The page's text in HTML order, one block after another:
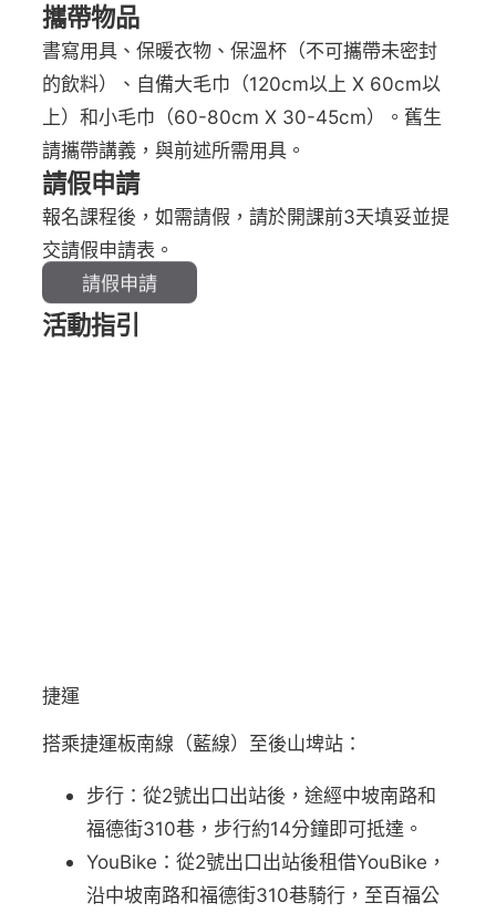
攜帶物品
書寫用具、保暖衣物、保溫杯（不可攜帶未密封
的飲料）、自備大毛巾（120cm以上 X 60cm以
上）和小毛巾（60-80cm X 30-45cm）。舊生
請攜帶講義，與前述所需用具。
請假申請
報名課程後，如需請假，請於開課前3天填妥並提
交請假申請表。
請假申請
活動指引
捷運
搭乘捷運板南線（藍線）至後山埤站：
步行：從2號出口出站後，途經中坡南路和
福德街310巷，步行約14分鐘即可抵達。
YouBike：從2號出口出站後租借YouBike，
沿中坡南路和福德街310巷騎行，至百福公